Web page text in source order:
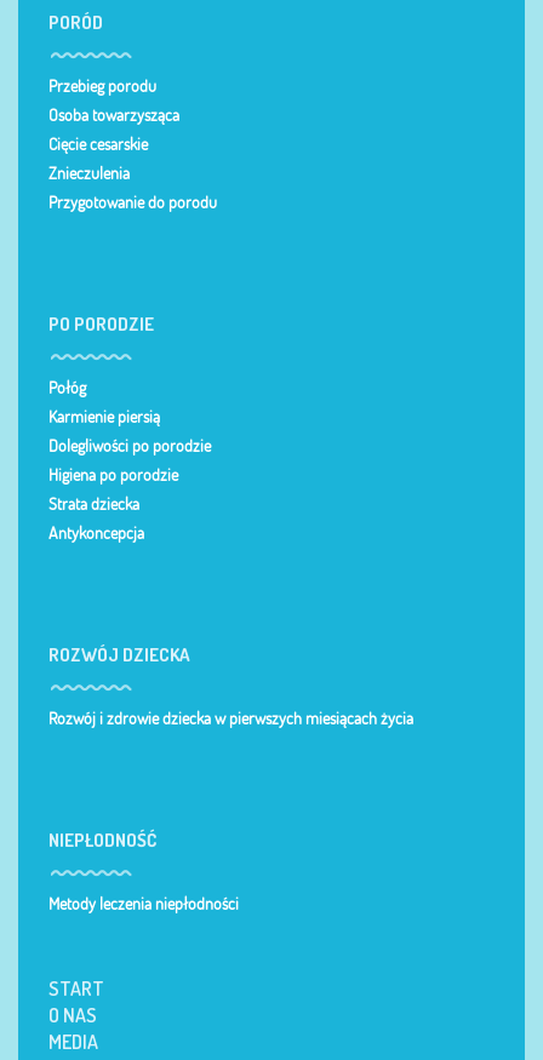
PORÓD
Przebieg porodu
Osoba towarzysząca
Cięcie cesarskie
Znieczulenia
Przygotowanie do porodu
PO PORODZIE
Połóg
Karmienie piersią
Dolegliwości po porodzie
Higiena po porodzie
Strata dziecka
Antykoncepcja
ROZWÓJ DZIECKA
Rozwój i zdrowie dziecka w pierwszych miesiącach życia
NIEPŁODNOŚĆ
Metody leczenia niepłodności
START
O NAS
MEDIA